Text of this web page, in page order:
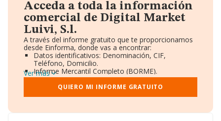
Acceda a toda la información
comercial de Digital Market
Luivi, S.l.
A través del informe gratuito que te proporcionamos
desde Einforma, donde vas a encontrar:
Datos identificativos: Denominación, CIF,
Teléfono, Domicilio.
Informe Mercantil Completo (BORME).
Gráficos de Evolución Ventas y Empleados.
Consejo de Administración y Administradores.
Directivos y Ejecutivos.
Ver más
QUIERO MI INFORME GRATUITO